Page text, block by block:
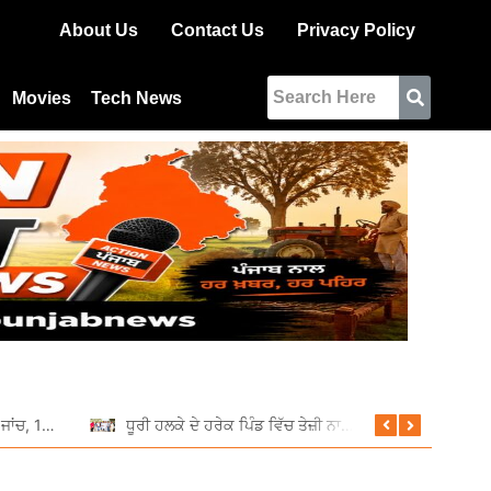
About Us Contact Us Privacy Policy
Movies Tech News
ਆਰਟੀਓ ਵੱਲੋਂ ਵਿਸ਼ੇਸ਼ ਰਾਤਰੀ ਜਾਂਚ, 11 ਵਾਹਨਾਂ ਦੇ ਕੱਟੇ ਚਲਾਨ